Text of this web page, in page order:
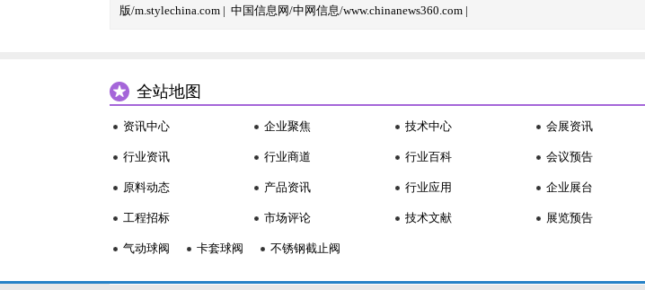
版/m.stylechina.com | 中国信息网/中网信息/www.chinanews360.com |
全站地图
资讯中心
行业资讯
原料动态
工程招标
企业聚焦
行业商道
产品资讯
市场评论
技术中心
行业百科
行业应用
技术文献
会展资讯
会议预告
企业展台
展览预告
气动球阀 卡套球阀 不锈钢截止阀